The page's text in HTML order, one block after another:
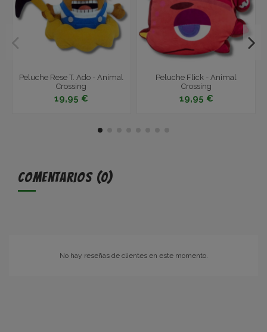
Peluche Rese T. Ado - Animal
Crossing
19,95 €
Peluche Flick - Animal
Crossing
19,95 €
Comentarios (0)
No hay reseñas de clientes en este momento.